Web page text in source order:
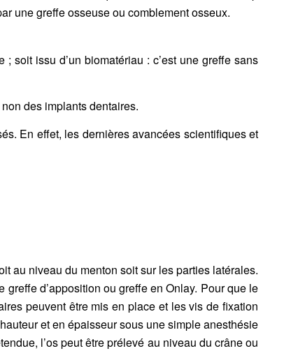
une greffe osseuse ou comblement osseux.
soit issu d’un biomatériau : c’est une greffe sans
des implants dentaires.
En effet, les dernières avancées scientifiques et
au niveau du menton soit sur les parties latérales.
d’apposition ou greffe en Onlay. Pour que le
peuvent être mis en place et les vis de fixation
et en épaisseur sous une simple anesthésie
l’os peut être prélevé au niveau du crâne ou